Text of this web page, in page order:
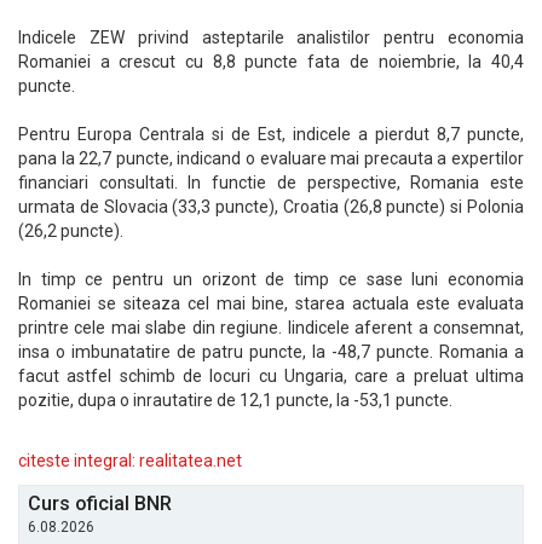
Indicele ZEW privind asteptarile analistilor pentru economia
Romaniei a crescut cu 8,8 puncte fata de noiembrie, la 40,4
puncte.
Pentru Europa Centrala si de Est, indicele a pierdut 8,7 puncte,
pana la 22,7 puncte, indicand o evaluare mai precauta a expertilor
financiari consultati. In functie de perspective, Romania este
urmata de Slovacia (33,3 puncte), Croatia (26,8 puncte) si Polonia
(26,2 puncte).
In timp ce pentru un orizont de timp ce sase luni economia
Romaniei se siteaza cel mai bine, starea actuala este evaluata
printre cele mai slabe din regiune. Iindicele aferent a consemnat,
insa o imbunatatire de patru puncte, la -48,7 puncte. Romania a
facut astfel schimb de locuri cu Ungaria, care a preluat ultima
pozitie, dupa o inrautatire de 12,1 puncte, la -53,1 puncte.
citeste integral: realitatea.net
Curs oficial BNR
6.08.2026